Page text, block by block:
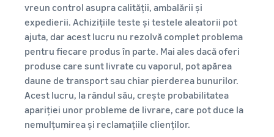
vreun control asupra calității, ambalării și
expedierii. Achizițiile teste și testele aleatorii pot
ajuta, dar acest lucru nu rezolvă complet problema
pentru fiecare produs în parte. Mai ales dacă oferi
produse care sunt livrate cu vaporul, pot apărea
daune de transport sau chiar pierderea bunurilor.
Acest lucru, la rândul său, crește probabilitatea
apariției unor probleme de livrare, care pot duce la
nemulțumirea și reclamațiile clienților.